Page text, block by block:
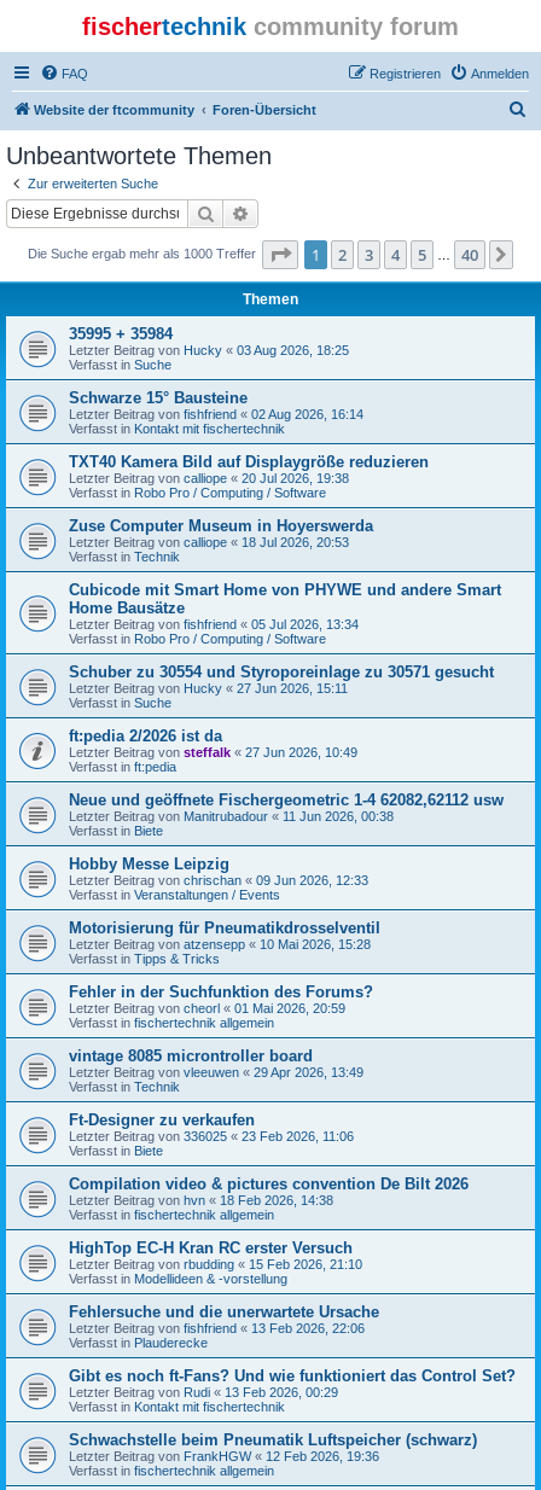
fischertechnik community forum
FAQ Anmelden
Registrieren
Website der ftcommunity Foren-Übersicht
Unbeantwortete Themen
Zur erweiterten Suche
Suche
Die Suche ergab mehr als 1000 Treffer Seite 1von 40
1 2 3 4 5 40
Themen
35995 + 35984
Letzter Beitrag von Hucky « 03 Aug 2026, 18:25
Verfasst in Suche
Schwarze 15° Bausteine
Letzter Beitrag von fishfriend « 02 Aug 2026, 16:14
Verfasst in Kontakt mit fischertechnik
TXT40 Kamera Bild auf Displaygröße reduzieren
Letzter Beitrag von calliope « 20 Jul 2026, 19:38
Verfasst in Robo Pro / Computing / Software
Zuse Computer Museum in Hoyerswerda
Letzter Beitrag von calliope « 18 Jul 2026, 20:53
Verfasst in Technik
Cubicode mit Smart Home von PHYWE und andere Smart
Home Bausätze
Letzter Beitrag von fishfriend « 05 Jul 2026, 13:34
Verfasst in Robo Pro / Computing / Software
Schuber zu 30554 und Styroporeinlage zu 30571 gesucht
Letzter Beitrag von Hucky « 27 Jun 2026, 15:11
Verfasst in Suche
ft:pedia 2/2026 ist da
Letzter Beitrag von steffalk « 27 Jun 2026, 10:49
Verfasst in ft:pedia
Neue und geöffnete Fischergeometric 1-4 62082,62112 usw
Letzter Beitrag von Manitrubadour « 11 Jun 2026, 00:38
Verfasst in Biete
Hobby Messe Leipzig
Letzter Beitrag von chrischan « 09 Jun 2026, 12:33
Verfasst in Veranstaltungen / Events
Motorisierung für Pneumatikdrosselventil
Letzter Beitrag von atzensepp « 10 Mai 2026, 15:28
Verfasst in Tipps & Tricks
Fehler in der Suchfunktion des Forums?
Letzter Beitrag von cheorl « 01 Mai 2026, 20:59
Verfasst in fischertechnik allgemein
vintage 8085 microntroller board
Letzter Beitrag von vleeuwen « 29 Apr 2026, 13:49
Verfasst in Technik
Ft-Designer zu verkaufen
Letzter Beitrag von 336025 « 23 Feb 2026, 11:06
Verfasst in Biete
Compilation video & pictures convention De Bilt 2026
Letzter Beitrag von hvn « 18 Feb 2026, 14:38
Verfasst in fischertechnik allgemein
HighTop EC-H Kran RC erster Versuch
Letzter Beitrag von rbudding « 15 Feb 2026, 21:10
Verfasst in Modellideen & -vorstellung
Fehlersuche und die unerwartete Ursache
Letzter Beitrag von fishfriend « 13 Feb 2026, 22:06
Verfasst in Plauderecke
Gibt es noch ft-Fans? Und wie funktioniert das Control Set?
Letzter Beitrag von Rudi « 13 Feb 2026, 00:29
Verfasst in Kontakt mit fischertechnik
Schwachstelle beim Pneumatik Luftspeicher (schwarz)
Letzter Beitrag von FrankHGW« 12 Feb 2026, 19:36
Verfasst in fischertechnik allgemein